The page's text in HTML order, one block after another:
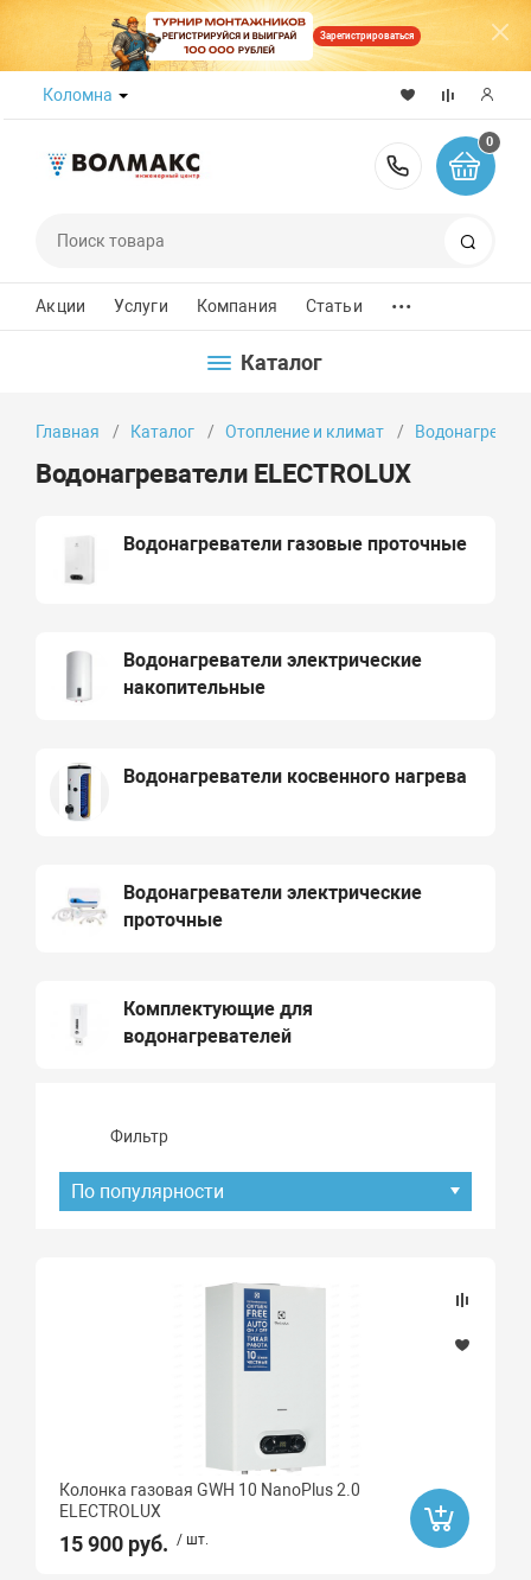
Зарегистрироваться
Коломна
8 (800)
0
Акции Услуги Компания Статьи ...
Каталог
Главная Каталог Отопление и климат
Водонагреватели ELECTROLUX
Водонагреватели газовые проточные
Водонагреватели электрические
накопительные
Водонагреватели косвенного нагрева
Водонагреватели электрические
проточные
Комплектующие для
водонагревателей
Фильтр
По популярности
Хит продаж
Да
Колонка газовая GWH 10 NanoPlus 2.0
ELECTROLUX
15 900 руб. / шт.